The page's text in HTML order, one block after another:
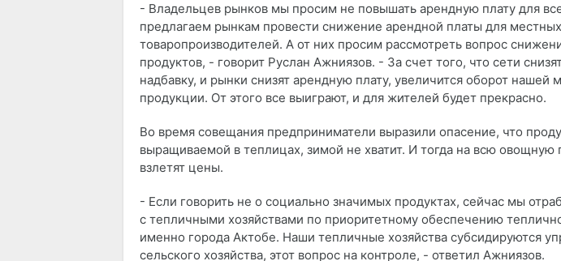
- Владельцев рынков мы просим не повышать арендную плату для
предлагаем рынкам провести снижение арендной платы для местных
товаропроизводителей. А от них просим рассмотреть вопрос
продуктов, - говорит Руслан Ажниязов. - За счет того, что сети
надбавку, и рынки снизят арендную плату, увеличится оборот нашей
продукции. От этого все выиграют, и для жителей будет прекрасно.
Во время совещания предприниматели выразили опасение, что
выращиваемой в теплицах, зимой не хватит. И тогда на всю овощную
взлетят цены.
- Если говорить не о социально значимых продуктах, сейчас мы
с тепличными хозяйствами по приоритетному обеспечению
именно города Актобе. Наши тепличные хозяйства субсидируются
сельского хозяйства, этот вопрос на контроле, - ответил Ажниязов.